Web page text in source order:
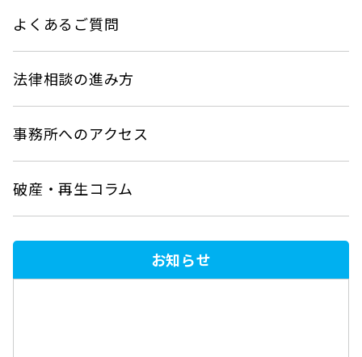
よくあるご質問
法律相談の進み方
事務所へのアクセス
破産・再生コラム
お知らせ